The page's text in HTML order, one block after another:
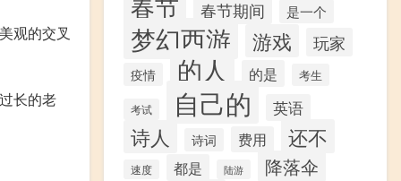
观的交叉
长的老
春节 春节期间 是一个
梦幻西游 游戏 玩家
疫情 的人 的是 考生
考试 自己的 英语
诗人 诗词 费用 还不
速度 都是 陆游 降落伞